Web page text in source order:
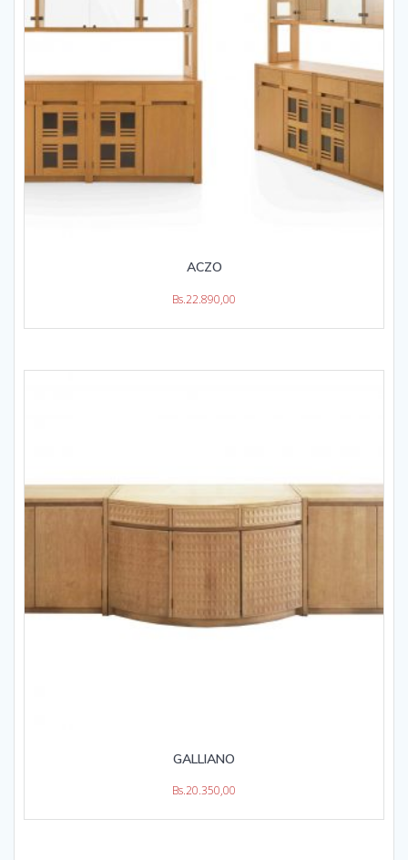
ACZO
Bs.22.890,00
GALLIANO
Bs.20.350,00